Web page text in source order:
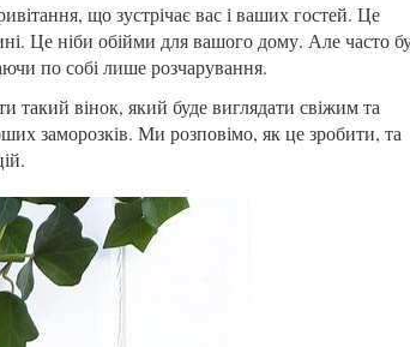
що зустрічає вас і ваших гостей. Це
Це ніби обійми для вашого дому. Але часто
по собі лише розчарування.
такий вінок, який буде виглядати свіжим та
заморозків. Ми розповімо, як це зробити, та